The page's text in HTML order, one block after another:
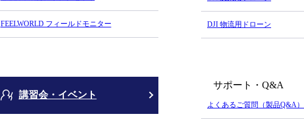
FEELWORLD フィールドモニター DJI 物流用ドローン
講習会・イベント
サポート・Q&A
よくあるご質問（製品Q&A）